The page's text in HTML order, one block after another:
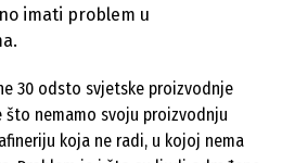
imati problem u
30 odsto svjetske proizvodnje
što nemamo svoju proizvodnju
koja ne radi, u kojoj nema